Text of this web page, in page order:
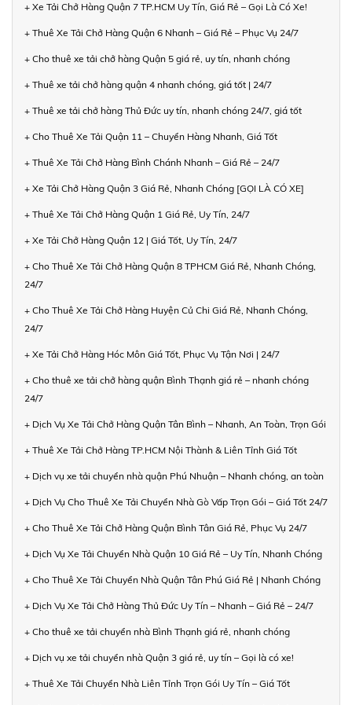
+ Xe Tải Chở Hàng Quận 7 TP.HCM Uy Tín, Giá Rẻ – Gọi Là Có Xe!
+ Thuê Xe Tải Chở Hàng Quận 6 Nhanh – Giá Rẻ – Phục Vụ 24/7
+ Cho thuê xe tải chở hàng Quận 5 giá rẻ, uy tín, nhanh chóng
+ Thuê xe tải chở hàng quận 4 nhanh chóng, giá tốt | 24/7
+ Thuê xe tải chở hàng Thủ Đức uy tín, nhanh chóng 24/7, giá tốt
+ Cho Thuê Xe Tải Quận 11 – Chuyển Hàng Nhanh, Giá Tốt
+ Thuê Xe Tải Chở Hàng Bình Chánh Nhanh – Giá Rẻ – 24/7
+ Xe Tải Chở Hàng Quận 3 Giá Rẻ, Nhanh Chóng [GỌI LÀ CÓ XE]
+ Thuê Xe Tải Chở Hàng Quận 1 Giá Rẻ, Uy Tín, 24/7
+ Xe Tải Chở Hàng Quận 12 | Giá Tốt, Uy Tín, 24/7
+ Cho Thuê Xe Tải Chở Hàng Quận 8 TPHCM Giá Rẻ, Nhanh Chóng,
24/7
+ Cho Thuê Xe Tải Chở Hàng Huyện Củ Chi Giá Rẻ, Nhanh Chóng,
24/7
+ Xe Tải Chở Hàng Hóc Môn Giá Tốt, Phục Vụ Tận Nơi | 24/7
+ Cho thuê xe tải chở hàng quận Bình Thạnh giá rẻ – nhanh chóng
24/7
+ Dịch Vụ Xe Tải Chở Hàng Quận Tân Bình – Nhanh, An Toàn, Trọn Gói
+ Thuê Xe Tải Chở Hàng TP.HCM Nội Thành & Liên Tỉnh Giá Tốt
+ Dịch vụ xe tải chuyển nhà quận Phú Nhuận – Nhanh chóng, an toàn
+ Dịch Vụ Cho Thuê Xe Tải Chuyển Nhà Gò Vấp Trọn Gói – Giá Tốt 24/7
+ Cho Thuê Xe Tải Chở Hàng Quận Bình Tân Giá Rẻ, Phục Vụ 24/7
+ Dịch Vụ Xe Tải Chuyển Nhà Quận 10 Giá Rẻ – Uy Tín, Nhanh Chóng
+ Cho Thuê Xe Tải Chuyển Nhà Quận Tân Phú Giá Rẻ | Nhanh Chóng
+ Dịch Vụ Xe Tải Chở Hàng Thủ Đức Uy Tín – Nhanh – Giá Rẻ – 24/7
+ Cho thuê xe tải chuyển nhà Bình Thạnh giá rẻ, nhanh chóng
+ Dịch vụ xe tải chuyển nhà Quận 3 giá rẻ, uy tín – Gọi là có xe!
+ Thuê Xe Tải Chuyển Nhà Liên Tỉnh Trọn Gói Uy Tín – Giá Tốt